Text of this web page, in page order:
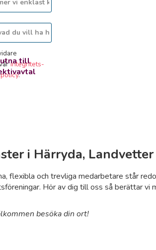
till
integritets-
.
i Härryda,
flexibla och trevliga medarbetare står
Hör av dig till oss så berättar vi
besöka din ort!